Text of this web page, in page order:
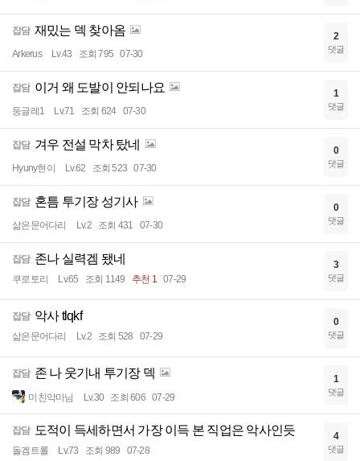
잡담 재밌는 덱 찾아옴
Arkerus Lv.43 조회 795 07-30
2
댓글
잡담 이거 왜 도발이 안되나요
둥글레1 Lv.71 조회 624 07-30
1
댓글
잡담 겨우 전설 막차 탔네
Hyuny현이 Lv.62 조회 523 07-30
0
댓글
잡담 혼틈 투기장 성기사
삶은문어다리 Lv.2 조회 431 07-30
0
댓글
잡담 존나 실력겜 됐네
쿠로토리 Lv.65 조회 1149 추천 1 07-29
3
댓글
잡담 악사 tlqkf
삶은문어다리 Lv.2 조회 528 07-29
0
댓글
잡담 존 나 웃기내 투기장 덱
미친악마님 Lv.30 조회 606 07-29
1
댓글
잡담 도적이 득세하면서 가장 이득 본 직업은 악사인듯
돌겜트롤 Lv.73 조회 989 07-28
4
댓글